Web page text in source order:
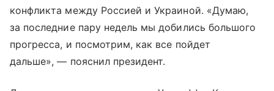
конфликта между Россией и Украиной. «Думаю,
за последние пару недель мы добились большого
прогресса, и посмотрим, как все пойдет
дальше», — пояснил президент.